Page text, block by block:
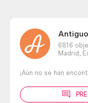
6816
Madrid,
¡Aún no se han